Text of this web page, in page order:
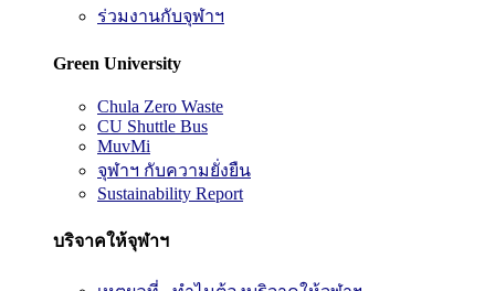
ร่วมงานกับจุฬาฯ
Green University
Chula Zero Waste
CU Shuttle Bus
MuvMi
จุฬาฯ กับความยั่งยืน
Sustainability Report
บริจาคให้จุฬาฯ